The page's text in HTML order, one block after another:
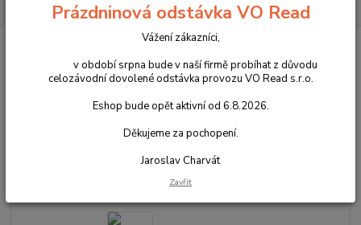
Čokoládové cukrovinky
Nutella Biscuits Sušenky plněné lískooříškovou pomazánkou 41
Nutella Biscuits Sušenky plněné
lískooříškovou pomazánkou 41
Prázdninová odstávka VO Read
Vážení zákazníci,
v období srpna bude v naší firmě probíhat z důvodu
celozávodní dovolené odstávka provozu VO Read s.r.o.
Eshop bude opět aktivní od 6.8.2026.
Děkujeme za pochopení.
Jaroslav Charvát
Zavřít